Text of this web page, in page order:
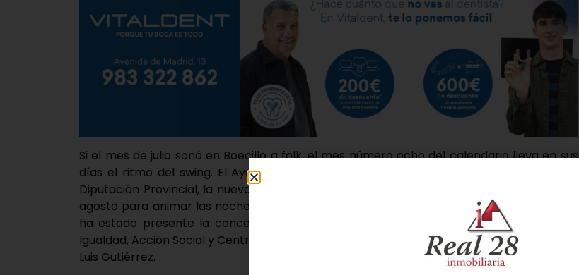
Si el mes de julio sonó en Boecillo a folk, el mes número ocho del calendario lleva en sus
días el ritmo del swing. El Ayuntamiento de Boecillo ha presentado este viernes, en la
Diputación Provincial, la nueva edición de las Veladas de Jazz, que llegarán este mes de
agosto para animar las noches de los sábados en el parque de El Tejar. Durante el acto
ha estado presente la concejala de Cultura, Cristina Gil, y el El diputado de Familia e
Igualdad, Acción Social y Centros Residenciales, Alfonso Romo, además de del artista José
Luis Gutiérrez.